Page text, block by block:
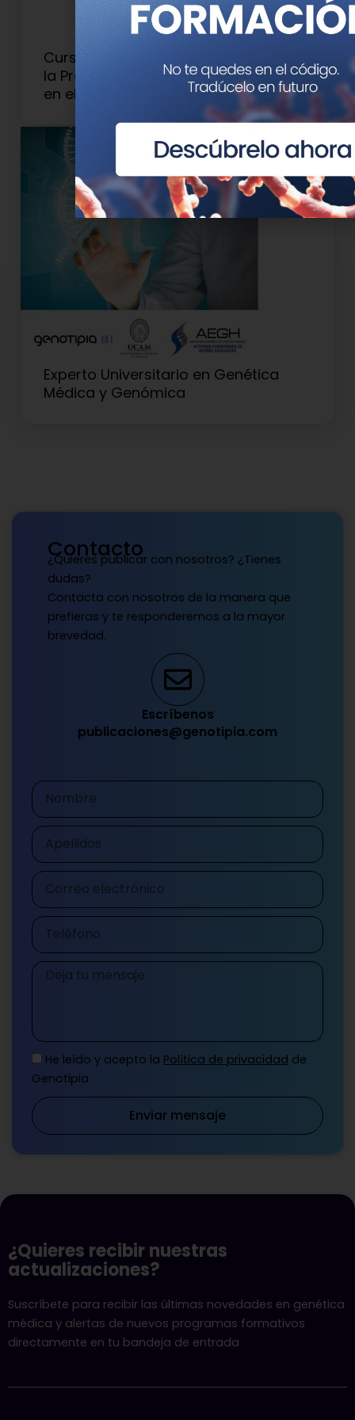
Curso de Microbiología Molecular en
la Práctica Clínica: presente y futuro
en el laboratorio hospitalario
Experto Universitario en Genética
Médica y Genómica
Contacto
¿Quieres publicar con nosotros? ¿Tienes
dudas?
Contacta con nosotros de la manera que
prefieras y te responderemos a la mayor
brevedad.
Escríbenos
publicaciones@genotipia.com
Nombre
Apellidos
Correo
electrónico
Teléfono
Mensaje
He leído y acepto la Política de privacidad de
Genotipia
Enviar mensaje
¿Quieres recibir nuestras
actualizaciones?
Suscríbete para recibir las últimas novedades en genética
médica y alertas de nuevos programas formativos
directamente en tu bandeja de entrada